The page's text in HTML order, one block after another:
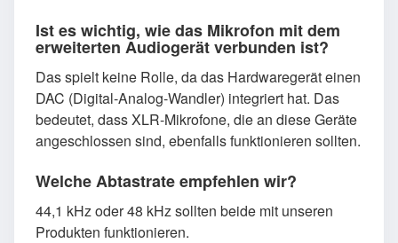
Ist es wichtig, wie das Mikrofon mit dem
erweiterten Audiogerät verbunden ist?
Das spielt keine Rolle, da das Hardwaregerät einen
DAC (Digital-Analog-Wandler) integriert hat. Das
bedeutet, dass XLR-Mikrofone, die an diese Geräte
angeschlossen sind, ebenfalls funktionieren sollten.
Welche Abtastrate empfehlen wir?
44,1 kHz oder 48 kHz sollten beide mit unseren
Produkten funktionieren.